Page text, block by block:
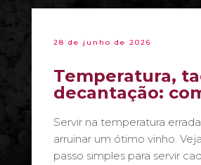
28 de junho de 2026
Temperatura,
decantação:
sommelier
Servir na temperatura
arruinar um ótimo vinho.
passo simples para servir